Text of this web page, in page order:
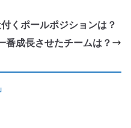
くポールポジションは？
番成長させたチームは？